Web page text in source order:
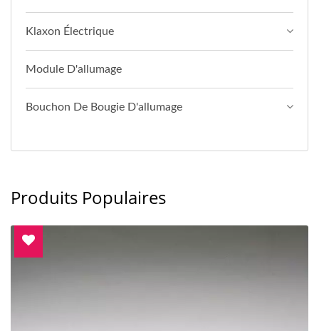
Klaxon Électrique
Module D'allumage
Bouchon De Bougie D'allumage
Produits Populaires